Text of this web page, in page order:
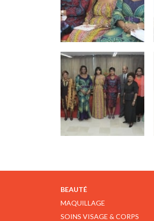
BEAUTÉ
MAQUILLAGE
SOINS VISAGE & CORPS